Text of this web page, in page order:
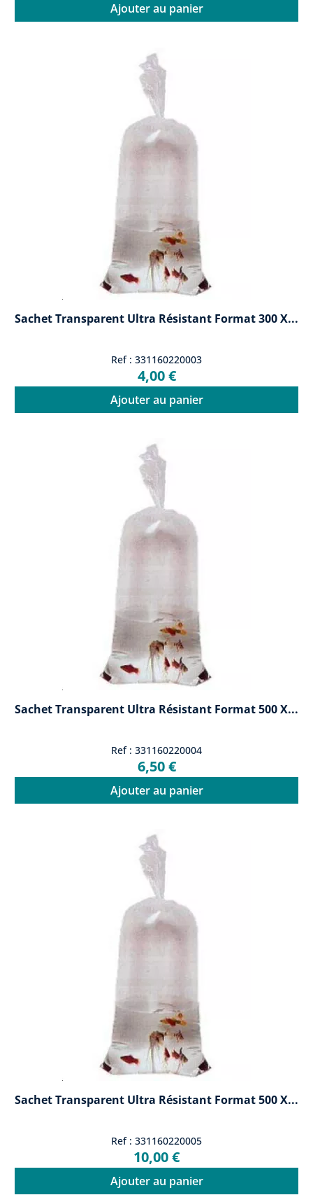
Ajouter au panier
Sachet Transparent Ultra Résistant Format 300 X...
Ref : 331160220003
4,00 €
Ajouter au panier
Sachet Transparent Ultra Résistant Format 500 X...
Ref : 331160220004
6,50 €
Ajouter au panier
Sachet Transparent Ultra Résistant Format 500 X...
Ref : 331160220005
10,00 €
Ajouter au panier